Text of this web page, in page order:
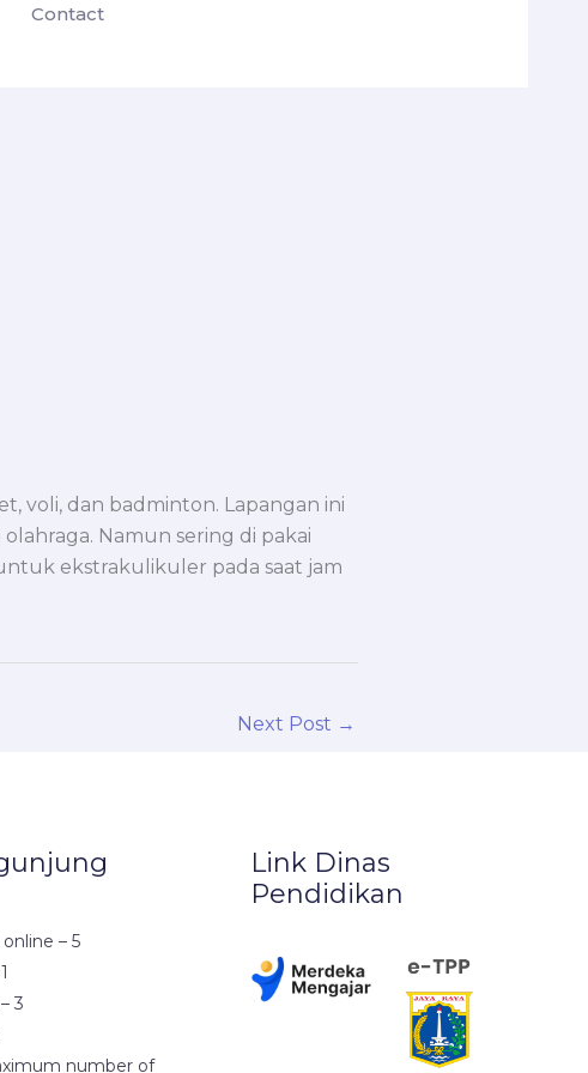
Contact
voli, dan badminton. Lapangan ini
Namun sering di pakai
ekstrakulikuler pada saat jam
Next Post →
– 5
3
number of
Link Dinas
Pendidikan